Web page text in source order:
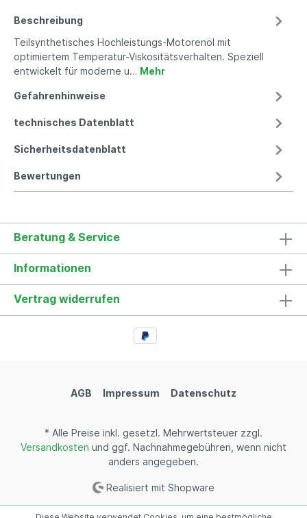
Beschreibung
Teilsynthetisches Hochleistungs-Motorenöl mit
optimiertem Temperatur-Viskositätsverhalten. Speziell
entwickelt für moderne u… Mehr
Gefahrenhinweise
technisches Datenblatt
Sicherheitsdatenblatt
Bewertungen
Beratung & Service
Informationen
Vertrag widerrufen
AGB Impressum Datenschutz
* Alle Preise inkl. gesetzl. Mehrwertsteuer zzgl.
Versandkosten und ggf. Nachnahmegebühren, wenn nicht
anders angegeben.
Realisiert mit Shopware